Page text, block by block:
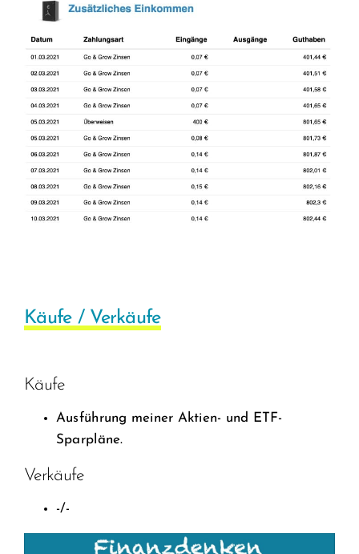
Käufe / Verkäufe
Käufe
Ausführung meiner Aktien- und ETF-
Sparpläne.
Verkäufe
-/-